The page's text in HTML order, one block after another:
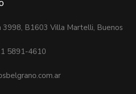
3998, B1603 Villa Martelli, Buenos
5891-4610